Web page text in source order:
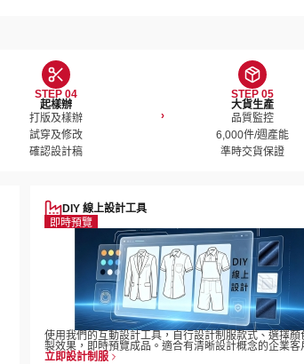
STEP 04
起樣辦
打版及樣辦
試穿及修改
確認設計稿
›
STEP 05
大貨生產
品質監控
6,000件/週產能
準時交貨保證
DIY 線上設計工具
即時預覽
使用我們的互動設計工具，自行設計制服款式、選擇顏
製效果，即時預覽成品。適合有清晰設計概念的企業客
立即設計制服